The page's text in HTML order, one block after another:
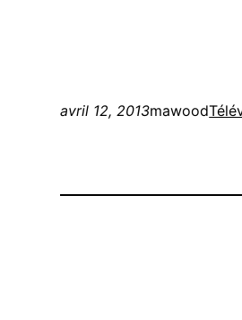
avril 12, 2013mawood